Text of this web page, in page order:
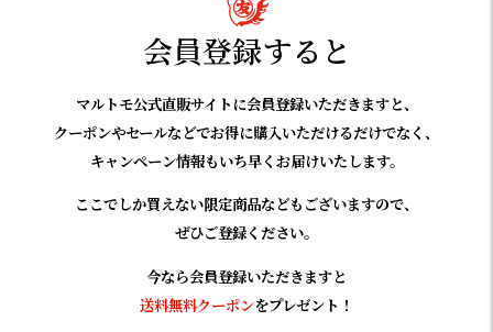
会員登録すると
マルトモ公式直販サイトに会員登録いただきますと、
クーポンやセールなどでお得に購入いただけるだけでなく、
キャンペーン情報もいち早くお届けいたします。
ここでしか買えない限定商品などもございますので、
ぜひご登録ください。
今なら会員登録いただきますと
送料無料クーポンをプレゼント！